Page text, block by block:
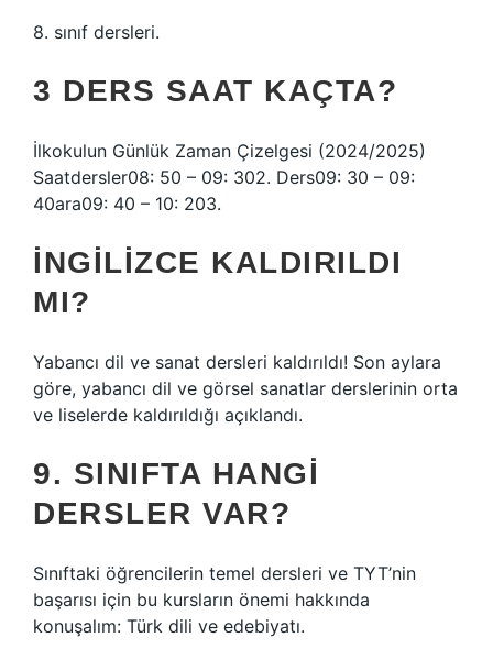
8. sınıf dersleri.
3 DERS SAAT KAÇTA?
İlkokulun Günlük Zaman Çizelgesi (2024/2025)
Saatdersler08: 50 – 09: 302. Ders09: 30 – 09:
40ara09: 40 – 10: 203.
İNGILIZCE KALDIRILDI
MI?
Yabancı dil ve sanat dersleri kaldırıldı! Son aylara
göre, yabancı dil ve görsel sanatlar derslerinin orta
ve liselerde kaldırıldığı açıklandı.
9. SINIFTA HANGI
DERSLER VAR?
Sınıftaki öğrencilerin temel dersleri ve TYT’nin
başarısı için bu kursların önemi hakkında
konuşalım: Türk dili ve edebiyatı.